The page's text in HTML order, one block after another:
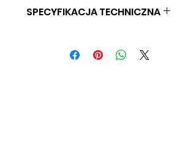
SPECYFIKACJA TECHNICZNA
GRAMATURA: BD
SZEROKOŚĆ: 140 CM